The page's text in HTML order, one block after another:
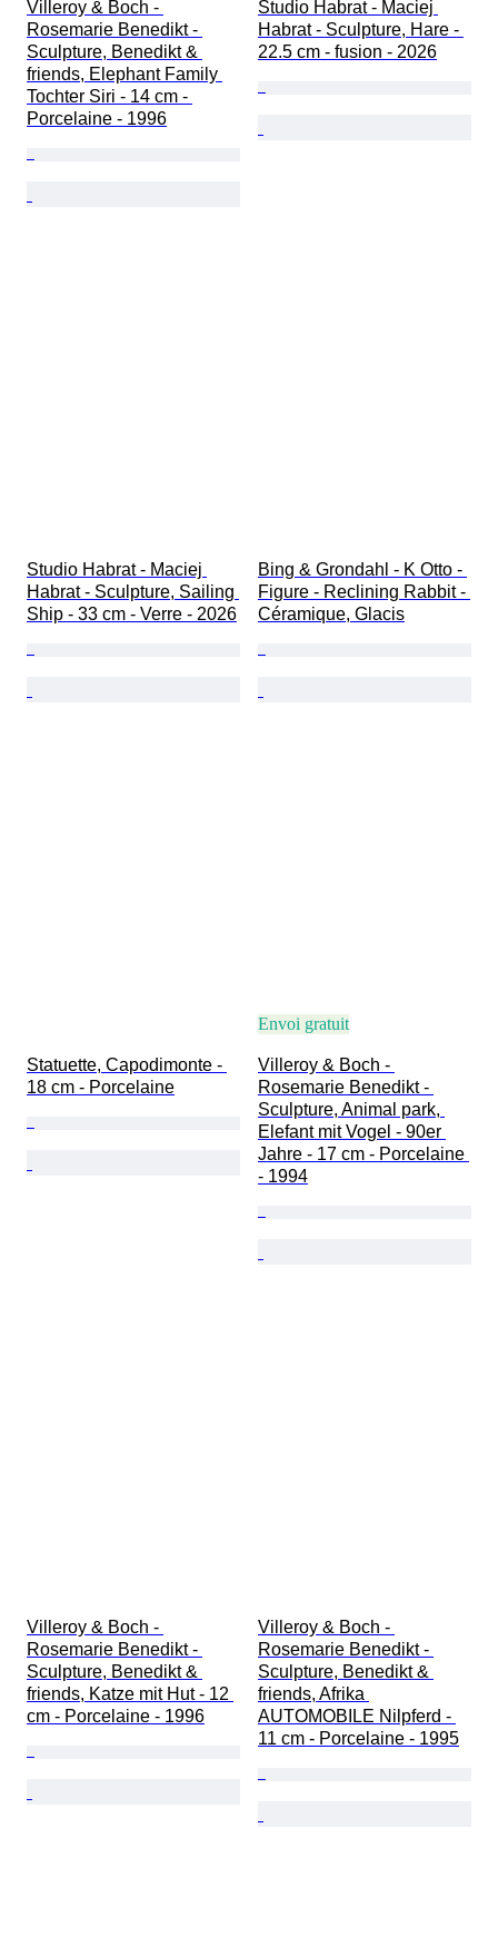
Villeroy & Boch -
Rosemarie Benedikt -
Sculpture, Benedikt &
friends, Elephant Family
Tochter Siri - 14 cm -
Porcelaine - 1996
Studio Habrat - Maciej
Habrat - Sculpture, Hare -
22.5 cm - fusion - 2026
Studio Habrat - Maciej
Habrat - Sculpture, Sailing
Ship - 33 cm - Verre - 2026
Bing & Grondahl - K Otto -
Figure - Reclining Rabbit -
Céramique, Glacis
Statuette, Capodimonte -
18 cm - Porcelaine
Envoi gratuit
Villeroy & Boch -
Rosemarie Benedikt -
Sculpture, Animal park,
Elefant mit Vogel - 90er
Jahre - 17 cm - Porcelaine
- 1994
Villeroy & Boch -
Rosemarie Benedikt -
Sculpture, Benedikt &
friends, Katze mit Hut - 12
cm - Porcelaine - 1996
Villeroy & Boch -
Rosemarie Benedikt -
Sculpture, Benedikt &
friends, Afrika
AUTOMOBILE Nilpferd -
11 cm - Porcelaine - 1995